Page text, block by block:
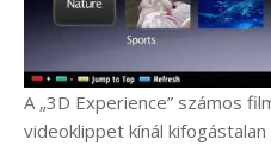
A „3D Experience” számos
videoklippet kínál